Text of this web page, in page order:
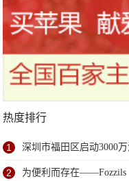
热度排行
1 深圳市福田区启动3000
2 为便利而存在——Fozzils